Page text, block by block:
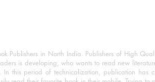
Publishers in North India. Publishers of High
is developing, who wants to read new
this period of technicalization, publication has